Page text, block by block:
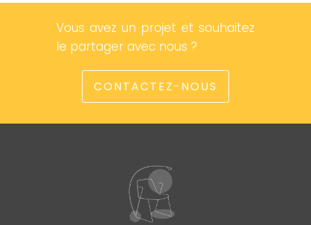
Vous avez un projet et souhaitez
le partager avec nous ?
CONTACTEZ-NOUS